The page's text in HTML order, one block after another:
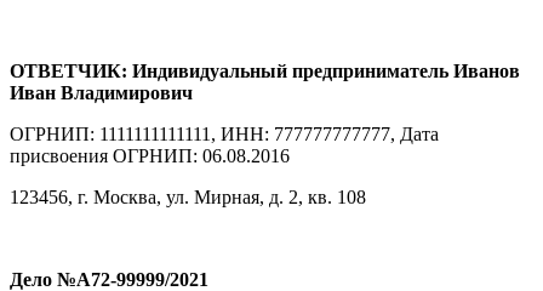
ОТВЕТЧИК: Индивидуальный предприниматель Иванов
Иван Владимирович
ОГРНИП: 1111111111111, ИНН: 777777777777, Дата
присвоения ОГРНИП: 06.08.2016
123456, г. Москва, ул. Мирная, д. 2, кв. 108
Дело №А72-99999/2021